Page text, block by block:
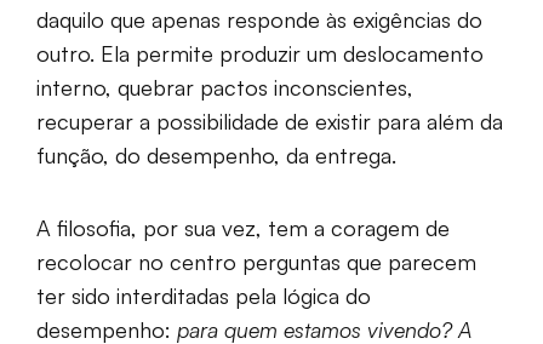
daquilo que apenas responde às exigências do
outro. Ela permite produzir um deslocamento
interno, quebrar pactos inconscientes,
recuperar a possibilidade de existir para além da
função, do desempenho, da entrega.
A filosofia, por sua vez, tem a coragem de
recolocar no centro perguntas que parecem
ter sido interditadas pela lógica do
desempenho: para quem estamos vivendo? A